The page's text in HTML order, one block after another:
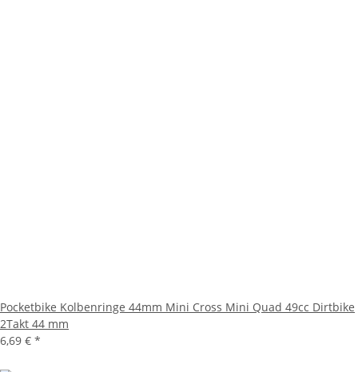
Pocketbike Kolbenringe 44mm Mini Cross Mini Quad 49cc Dirtbike
2Takt 44 mm
6,69 € *